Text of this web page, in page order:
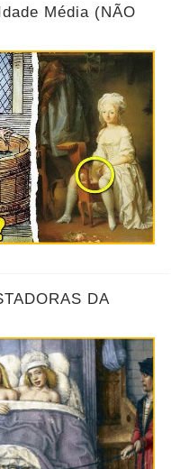
Média (NÃO
DA